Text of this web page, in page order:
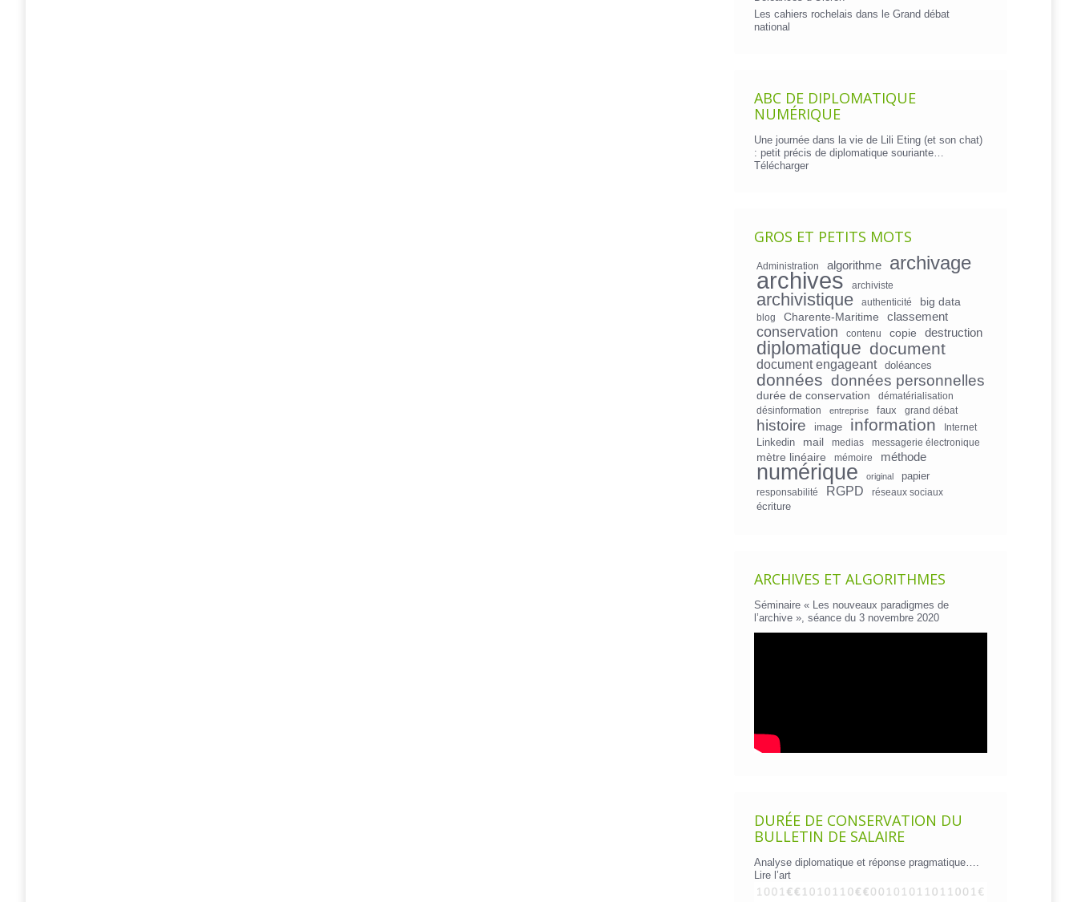
Les cahiers rochelais dans le Grand débat
national
ABC DE DIPLOMATIQUE
NUMÉRIQUE
Une journée dans la vie de Lili Eting (et son chat)
: petit précis de diplomatique souriante…
Télécharger
GROS ET PETITS MOTS
Administration algorithme archivage
archives archiviste
archivistique authenticité big data
blog Charente-Maritime classement
conservation contenu copie destruction
diplomatique document
document engageant doléances
données données personnelles
durée de conservation
dématérialisation
désinformation
entreprise faux grand débat
histoire image information Internet
Linkedin mail medias messagerie électronique
mètre linéaire mémoire méthode
numérique original papier
responsabilité RGPD réseaux sociaux
écriture
ARCHIVES ET ALGORITHMES
Séminaire « Les nouveaux paradigmes de
l’archive », séance du 3 novembre 2020
DURÉE DE CONSERVATION DU
BULLETIN DE SALAIRE
Analyse diplomatique et réponse pragmatique….
Lire l’art